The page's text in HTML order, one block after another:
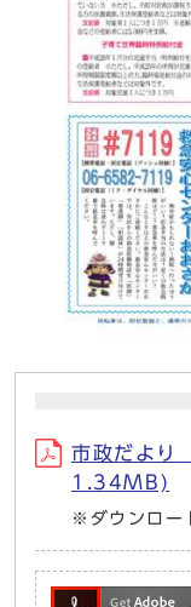
市政だより
1.34MB)
※ダウンロー